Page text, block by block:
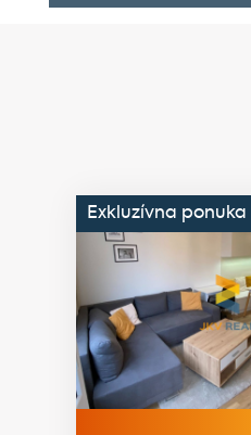
Exkluzívna ponuka